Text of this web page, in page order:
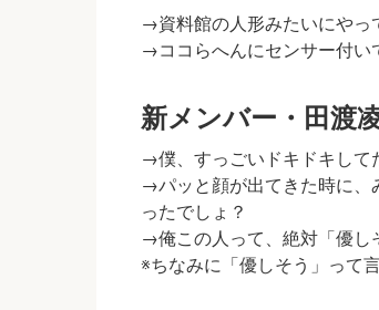
→資料館の人形みたいにやっ
→ココらへんにセンサー付い
新メンバー・田渡
→僕、すっごいドキドキして
→パッと顔が出てきた時に、
ったでしょ？
→俺この人って、絶対 「優し
※ちなみに「優しそう」って